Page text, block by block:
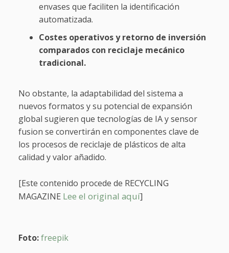
envases que faciliten la identificación
automatizada.
Costes operativos y retorno de inversión
comparados con reciclaje mecánico
tradicional.
No obstante, la adaptabilidad del sistema a
nuevos formatos y su potencial de expansión
global sugieren que tecnologías de IA y sensor
fusion se convertirán en componentes clave de
los procesos de reciclaje de plásticos de alta
calidad y valor añadido.
[Este contenido procede de RECYCLING
MAGAZINE Lee el original aquí]
Foto:freepik